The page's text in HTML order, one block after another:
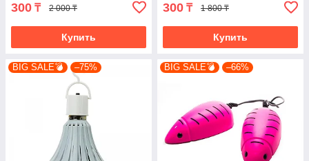
300 ₸ 2 000 ₸
Купить
300 ₸ 1 800 ₸
Купить
BIG SALE💣 –75% BIG SALE💣 –66%